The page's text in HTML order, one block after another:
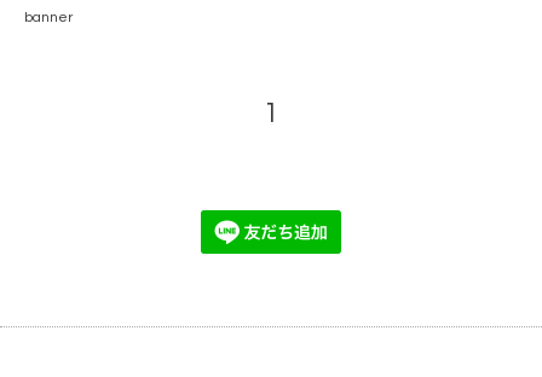
banner
1